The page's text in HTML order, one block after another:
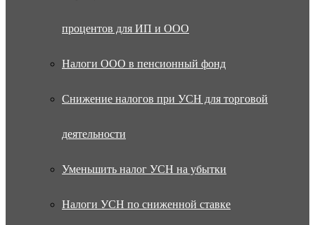
процентов для ИП и ООО
Налоги ООО в пенсионный фонд
Снижение налогов при УСН для торговой
деятельности
Уменьшить налог УСН на убытки
Налоги УСН по сниженной ставке